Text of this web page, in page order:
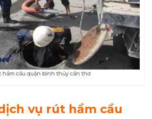
hầm cầu quận bình thủy cần thơ
vụ rút hầm cầu